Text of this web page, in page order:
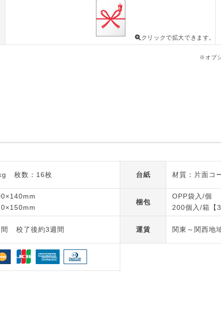
クリックで拡大できます。
※オプ
枚数：16枚 台紙 材質：片面コ
梱包
OPP袋入/個
200個入/箱【
校了後約3週間 運賃 関東～関西地